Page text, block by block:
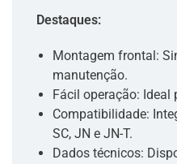
Destaques:
Montagem frontal:
manutenção.
Fácil operação: Ideal
Compatibilidade:
SC, JN e JN-T.
Dados técnicos: